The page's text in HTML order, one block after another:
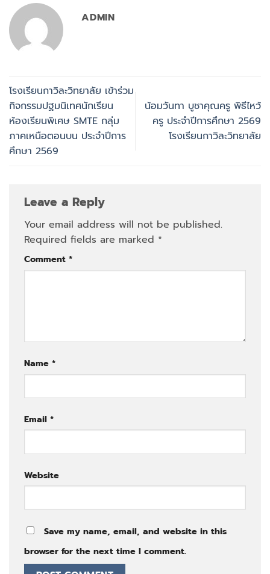
ADMIN
โรงเรียนกาวิละวิทยาลัย เข้าร่วม
กิจกรรมปฐมนิเทศนักเรียน
ห้องเรียนพิเศษ SMTE กลุ่ม
ภาคเหนือตอนบน ประจำปีการ
ศึกษา 2569
น้อมวันทา บูชาคุณครู พิธีไหว้
ครู ประจำปีการศึกษา 2569
โรงเรียนกาวิละวิทยาลัย
Leave a Reply
Your email address will not be published.
Required fields are marked *
Comment *
Name *
Email *
Website
Save my name, email, and website in this
browser for the next time I comment.